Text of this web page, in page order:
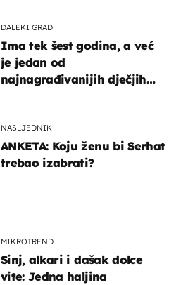
DALEKI GRAD
Ima tek šest godina, a već
je jedan od
najnagrađivanijih dječjih
NASLJEDNIK
ANKETA: Koju ženu bi Serhat
trebao izabrati?
MIKROTREND
Sinj, alkari i dašak dolce
vite: Jedna haljina